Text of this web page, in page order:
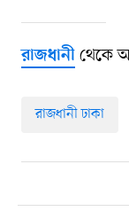
রাজধানীথেকে
রাজধানী ঢাকা